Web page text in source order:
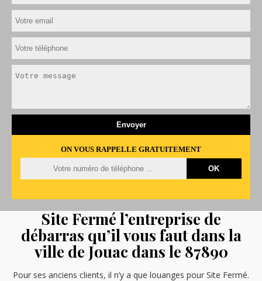
ON VOUS RAPPELLE GRATUITEMENT
Site Fermé l’entreprise de
débarras qu’il vous faut dans la
ville de Jouac dans le 87890
Pour ses anciens clients, il n’y a que louanges pour Site Fermé.